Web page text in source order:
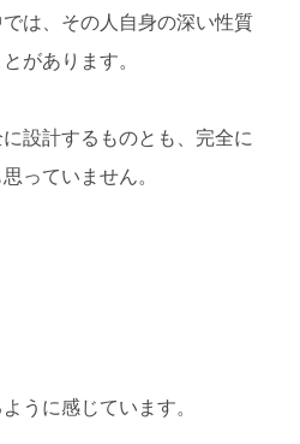
は、その人自身の深い性質
があります。
設計するものとも、完全に
っていません。
うに感じています。